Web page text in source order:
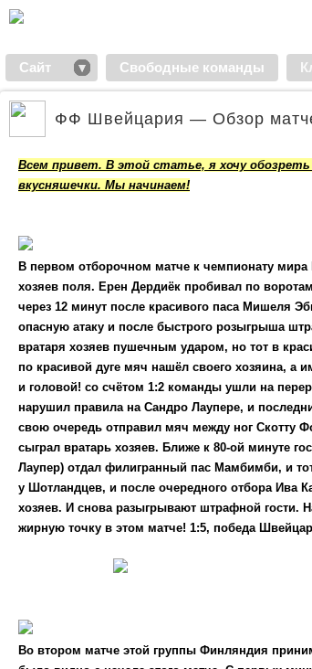
Сайт Свободные команды
ФФ Швейцария — Обзор
Всем привет. В этой статье, я хочу
вкусняшечки. Мы начинаем!
В первом отборочном матче к чемпионату
хозяев поля. Ерен Дердиёк пробивал по
через 12 минут после красивого паса Мишеля
опасную атаку и после быстрого розыгрыша
вратаря хозяев пушечным ударом, но тот в
по красивой дуге мяч нашёл своего хозяина, а
и головой! со счётом 1:2 команды ушли на
нарушил правила на Сандро Лаупере, и
свою очередь отправил мяч между ног Скотту
сыграл вратарь хозяев. Ближе к 80-ой минуте
Лаупер) отдал филигранный пас Мамбимби, и
у Шотландцев, и после очередного отбора Ива
хозяев. И снова разыгрывают штрафной гости.
жирную точку в этом матче! 1:5, победа
Во втором матче этой группы Финляндия